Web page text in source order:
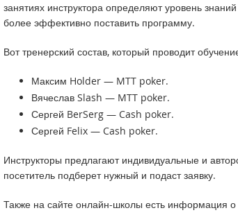
занятиях инструктора определяют уровень
более эффективно поставить программу.
Вот тренерский состав, который проводит
Максим Holder — MTT poker.
Вячеслав Slash — MTT poker.
Сергей BerSerg — Cash poker.
Сергей Felix — Cash poker.
Инструкторы предлагают индивидуальные и
посетитель подберет нужный и подаст заявку.
Также на сайте онлайн-школы есть информация